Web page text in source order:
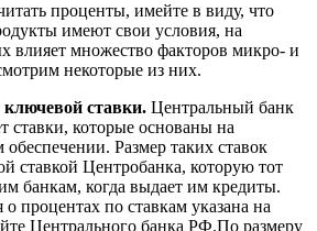
проценты, имейте в виду, что
имеют свои условия, на
влияет множество факторов микро- и
некоторые из них.
ключевой ставки. Центральный банк
ставки, которые основаны на
обеспечении. Размер таких ставок
ставкой Центробанка, которую тот
банкам, когда выдает им кредиты.
процентах по ставкам указана на
Центрального банка РФ.По размеру